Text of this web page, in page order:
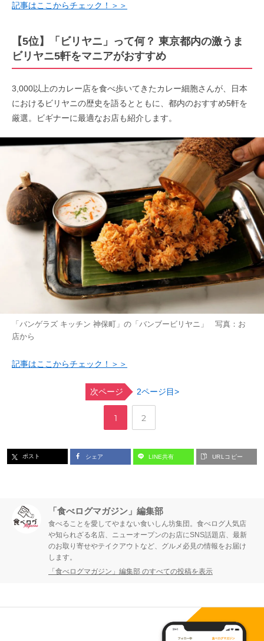
記事はここからチェック！＞＞
【5位】「ビリヤニ」って何？ 東京都内の激うま
ビリヤニ5軒をマニアがおすすめ
3,000以上のカレー店を食べ歩いてきたカレー細胞さんが、日本
におけるビリヤニの歴史を語るとともに、都内のおすすめ5軒を
厳選。ビギナーに最適なお店も紹介します。
「バンゲラズ キッチン 神保町」の「バンブービリヤニ」 写真：お
店から
記事はここからチェック！＞＞
次ページ 2ページ目>
ペ
ジ
1
,
ペ
ジ
2
ポスト シェア LINE共有 URLコピー
「食べログマガジン」編集部
食べることを愛してやまない食いしん坊集団。食べログ人気店
や知られざる名店、ニューオープンのお店にSNS話題店、最新
のお取り寄せやテイクアウトなど、グルメ必見の情報をお届け
します。
「食べログマガジン」編集部 のすべての投稿を表示